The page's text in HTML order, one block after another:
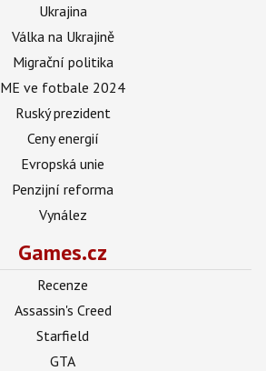
Ukrajina
Válka na Ukrajině
Migrační politika
ME ve fotbale 2024
Ruský prezident
Ceny energií
Evropská unie
Penzijní reforma
Vynález
Games.cz
Recenze
Assassin's Creed
Starfield
GTA